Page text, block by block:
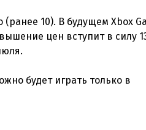
10). В будущем Xbox
цен вступит в силу
будет играть только в